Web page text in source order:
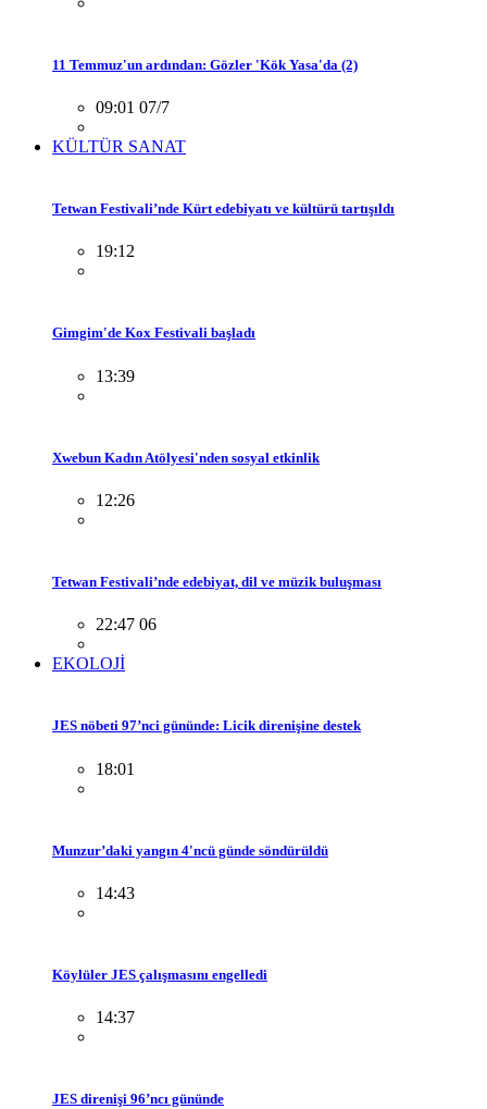
11 Temmuz'un ardından: Gözler 'Kök Yasa'da (2)
09:01 07/7
KÜLTÜR SANAT
Tetwan Festivali’nde Kürt edebiyatı ve kültürü tartışıldı
19:12
Gimgim'de Kox Festivali başladı
13:39
Xwebun Kadın Atölyesi'nden sosyal etkinlik
12:26
Tetwan Festivali’nde edebiyat, dil ve müzik buluşması
22:47 06
EKOLOJİ
JES nöbeti 97’nci gününde: Licik direnişine destek
18:01
Munzur’daki yangın 4'ncü günde söndürüldü
14:43
Köylüler JES çalışmasını engelledi
14:37
JES direnişi 96’ncı gününde